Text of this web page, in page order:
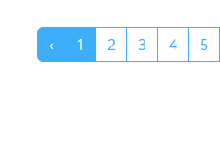
‹ 1 2 3 4 5